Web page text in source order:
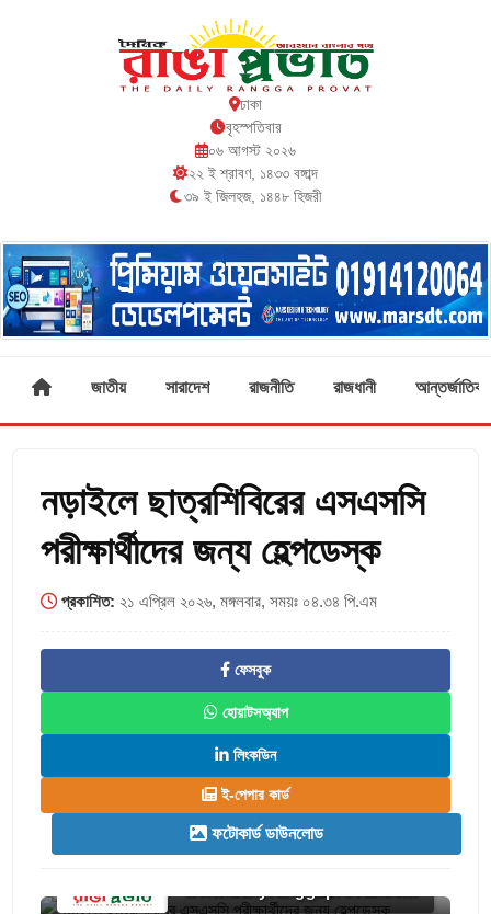
ঢাকা
বৃহস্পতিবার
০৬ আগস্ট ২০২৬
২২ ই শ্রাবণ, ১৪৩৩ বঙ্গাব্দ
৩৯ ই জিলহজ, ১৪৪৮ হিজরী
জাতীয় সারাদেশ রাজনীতি রাজধানী আন্তর্জাতিক
নড়াইলে ছাত্রশিবিরের এসএসসি
পরীক্ষার্থীদের জন্য হেল্পডেস্ক
প্রকাশিত: ২১ এপ্রিল ২০২৬, মঙ্গলবার, সময়ঃ ০৪.৩৪ পি.এম
ফেসবুক
হোয়াটসঅ্যাপ
লিংকডিন
ই-পেপার কার্ড
ফটোকার্ড ডাউনলোড